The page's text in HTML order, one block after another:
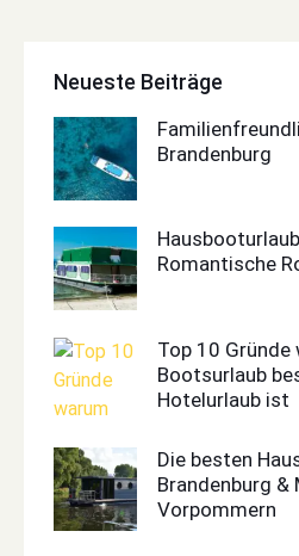
Neueste Beiträge
Brandenburg
Romantische
Top 10 Gründe
Bootsurlaub
Hotelurlaub ist
Die besten
Brandenburg &
Vorpommern